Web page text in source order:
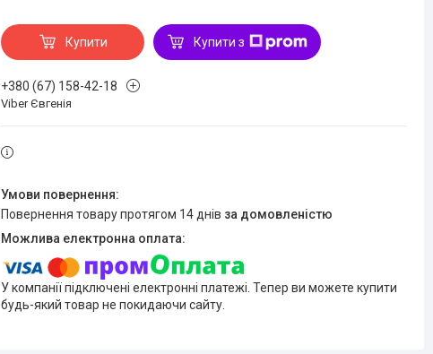
Купити Купити з
+380 (67) 158-42-18
Viber Євгенія
повернення товару протягом 14 днів за домовленістю
У компанії підключені електронні платежі. Тепер ви можете купити
будь-який товар не покидаючи сайту.